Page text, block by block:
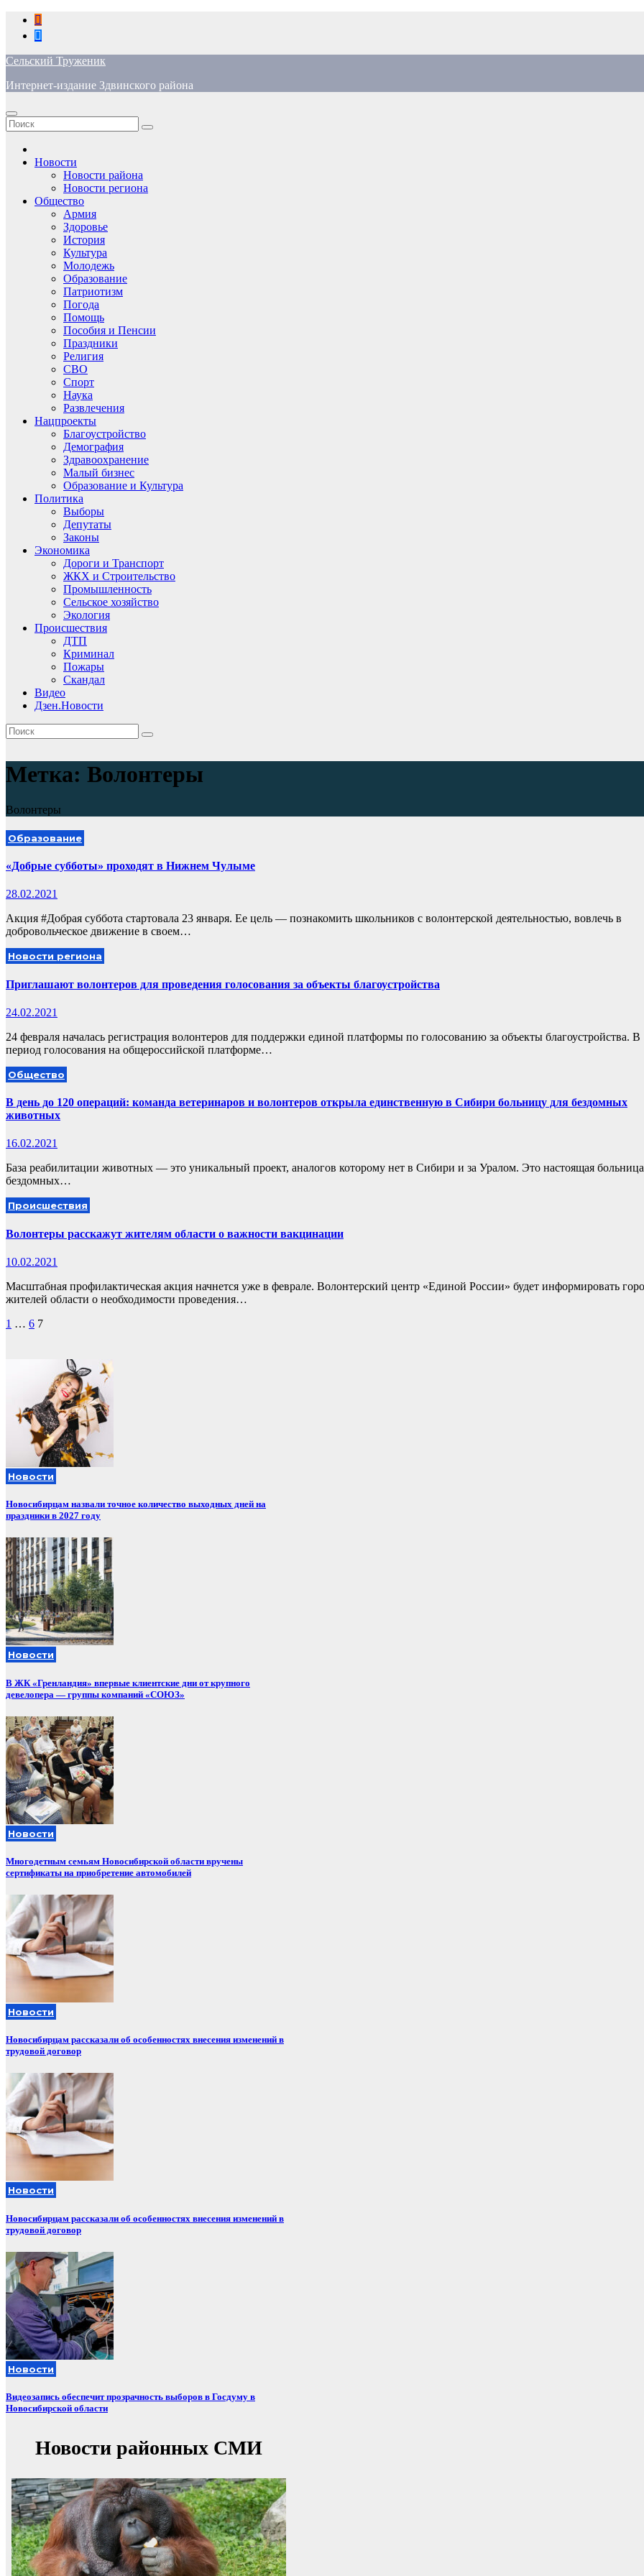
Перейти
содержимому
Сельский Труженик
Интернет-издание Здвинского района
Новости
Новости района
Новости региона
Общество
Армия
Здоровье
История
Культура
Молодежь
Образование
Патриотизм
Погода
Помощь
Пособия и Пенсии
Праздники
Религия
СВО
Спорт
Наука
Развлечения
Нацпроекты
Благоустройство
Демография
Здравоохранение
Малый бизнес
Образование и Культура
Политика
Выборы
Депутаты
Законы
Экономика
Дороги и Транспорт
ЖКХ и Строительство
Промышленность
Сельское хозяйство
Экология
Происшествия
ДТП
Криминал
Пожары
Скандал
Видео
Дзен.Новости
Метка: Волонтеры
Волонтеры
Образование
«Добрые субботы» проходят в Нижнем Чулыме
28.02.2021
Акция #Добрая суббота стартовала 23 января. Ее цель — познакомить школьников с волонтерской деятельностью, вовлечь в
добровольческое движение в своем…
Новости региона
Приглашают волонтеров для проведения голосования за объекты благоустройства
24.02.2021
24 февраля началась регистрация волонтеров для поддержки единой платформы по голосованию за объекты благоустройства. В
период голосования на общероссийской платформе…
Общество
В день до 120 операций: команда ветеринаров и волонтеров открыла единственную в Сибири больницу для бездомных
животных
16.02.2021
База реабилитации животных — это уникальный проект, аналогов которому нет в Сибири и за Уралом. Это настоящая
бездомных…
Происшествия
Волонтеры расскажут жителям области о важности вакцинации
10.02.2021
Масштабная профилактическая акция начнется уже в феврале. Волонтерский центр «Единой России» будет информировать
жителей области о необходимости проведения…
Пагинация
1 … 6 7
Новости
Новосибирцам назвали точное количество выходных дней на
праздники в 2027 году
Новости
В ЖК «Гренландия» впервые клиентские дни от крупного
девелопера — группы компаний «СОЮЗ»
Новости
Многодетным семьям Новосибирской области вручены
сертификаты на приобретение автомобилей
Новости
Новосибирцам рассказали об особенностях внесения изменений в
трудовой договор
Новости
Новосибирцам рассказали об особенностях внесения изменений в
трудовой договор
Новости
Видеозапись обеспечит прозрачность выборов в Госдуму в
Новосибирской области